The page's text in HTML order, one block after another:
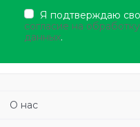
Я подтверждаю
согласие на
данных.
О нас